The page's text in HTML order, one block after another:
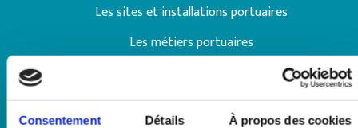
Consentement Détails À propos des cookies
Les sites et installations portuaires
Les métiers portuaires
Histoire du port